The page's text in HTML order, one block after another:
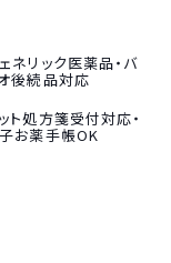
ネリック医薬品・バ
後続品対応
ト処方箋受付対応・
お薬手帳OK